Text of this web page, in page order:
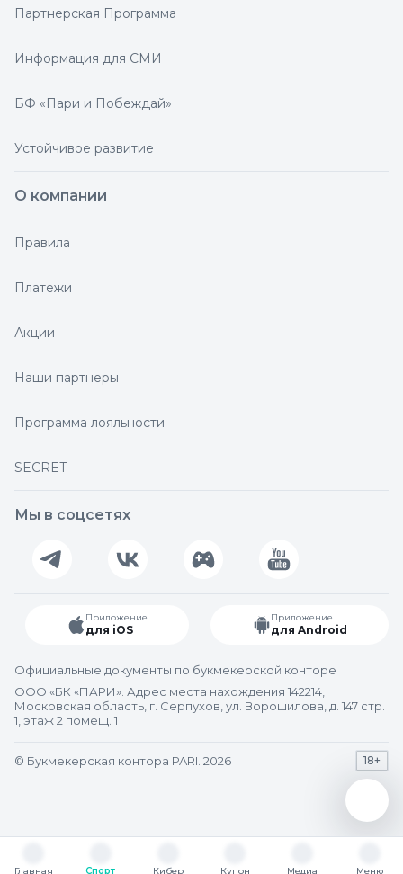
Партнерская Программа
Информация для СМИ
БФ «Пари и Побеждай»
Устойчивое развитие
О компании
Правила
Платежи
Акции
Наши партнеры
Программа лояльности
SECRET
Мы в соцсетях
Приложение
для iOS
Приложение
для Android
Официальные документы по букмекерской конторе
ООО «БК «ПАРИ». Адрес места нахождения 142214,
Московская область, г. Серпухов, ул. Ворошилова, д. 147 стр.
1, этаж 2 помещ. 1
© Букмекерская контора PARI. 2026 18+
Главная Спорт Кибер Купон Медиа Меню